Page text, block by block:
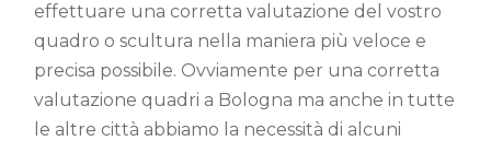
effettuare una corretta valutazione del vostro
quadro o scultura nella maniera più veloce e
precisa possibile. Ovviamente per una corretta
valutazione quadri a Bologna ma anche in tutte
le altre città abbiamo la necessità di alcuni